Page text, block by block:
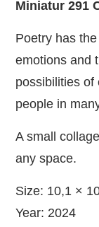
Miniatur 291
Poetry has
emotions and
possibilities of
people in
A small
any space.
Size: 10,1 ×
Year: 2024